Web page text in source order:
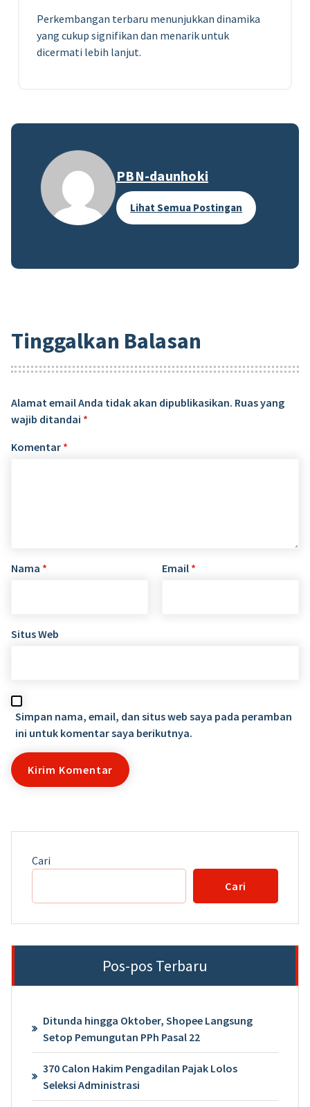
Perkembangan terbaru menunjukkan dinamika
yang cukup signifikan dan menarik untuk
dicermati lebih lanjut.
PBN-daunhoki
Lihat Semua Postingan
Tinggalkan Balasan
Alamat email Anda tidak akan dipublikasikan. Ruas yang
wajib ditandai *
Komentar *
Nama * Email *
Situs Web
Simpan nama, email, dan situs web saya pada peramban
ini untuk komentar saya berikutnya.
Cari
Cari
Pos-pos Terbaru
Ditunda hingga Oktober, Shopee Langsung
Setop Pemungutan PPh Pasal 22
370 Calon Hakim Pengadilan Pajak Lolos
Seleksi Administrasi